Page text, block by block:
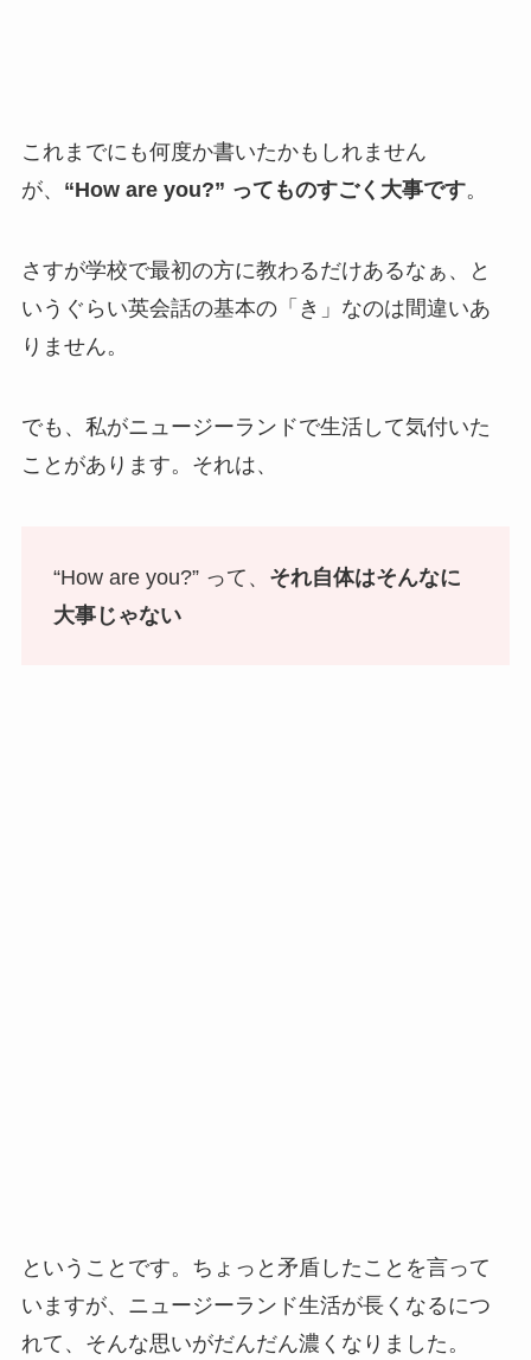
これまでにも何度か書いたかもしれません
が、 “How are you?” ってものすごく大事です。
さすが学校で最初の方に教わるだけあるなぁ、と
いうぐらい英会話の基本の「き」なのは間違いあ
りません。
でも、私がニュージーランドで生活して気付いた
ことがあります。それは、
“How are you?” って、 それ自体はそんなに
大事じゃない
ということです。ちょっと矛盾したことを言って
いますが、ニュージーランド生活が長くなるにつ
れて、そんな思いがだんだん濃くなりました。